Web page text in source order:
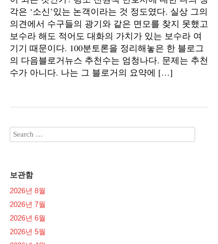
각은 ‘소신’있는 논객이라는 것 정도였다. 실상 그의
의견에서 수구들의 광기와 같은 면모를 찾지 못했고
보수라 해도 적어도 대화의 가치가 있는 보수라 여
기기 때문이다. 100분토론을 정리해놓은 한 블로그
의 다음블로거뉴스 추천수는 엄청나다. 문제는 추천
수가 아니다. 나는 그 블로거의 요약에 […]
보관함
2026년 8월
2026년 7월
2026년 6월
2026년 5월